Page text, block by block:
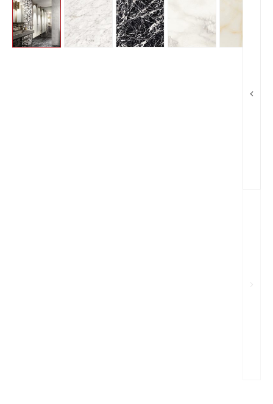
Warning: Trying to access array offset on value of type
Warning: Trying to access array offset on value of type